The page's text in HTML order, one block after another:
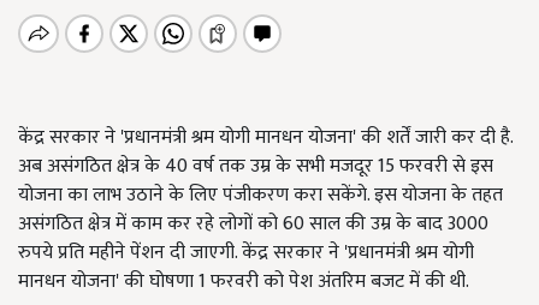
केंद्र सरकार ने 'प्रधानमंत्री श्रम योगी मानधन योजना' की शर्तें जारी कर दी है.
अब असंगठित क्षेत्र के 40 वर्ष तक उम्र के सभी मजदूर 15 फरवरी से इस
योजना का लाभ उठाने के लिए पंजीकरण करा सकेंगे. इस योजना के तहत
असंगठित क्षेत्र में काम कर रहे लोगों को 60 साल की उम्र के बाद 3000
रुपये प्रति महीने पेंशन दी जाएगी. केंद्र सरकार ने 'प्रधानमंत्री श्रम योगी
मानधन योजना' की घोषणा 1 फरवरी को पेश अंतरिम बजट में की थी.